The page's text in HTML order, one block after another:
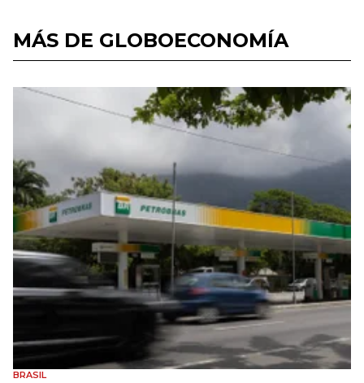
MÁS DE GLOBOECONOMÍA
BRASIL